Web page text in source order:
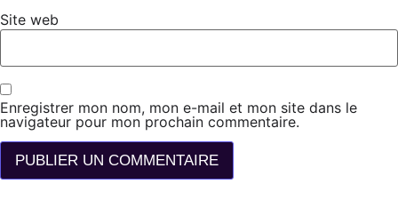
Site web
Enregistrer mon nom, mon e-mail et mon site dans le
navigateur pour mon prochain commentaire.